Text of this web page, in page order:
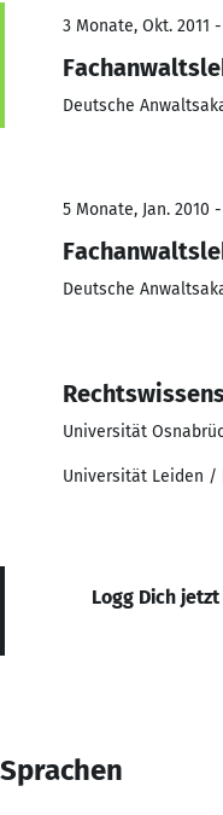
3 Monate, Okt. 2011 -
Deutsche
5 Monate, Jan. 2010
Deutsche
Universität
Universität Leiden /
Logg Dich
Sprachen